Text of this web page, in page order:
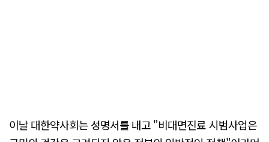
이날 대한약사회는 성명서를 내고 "비대면진료 시범사업은